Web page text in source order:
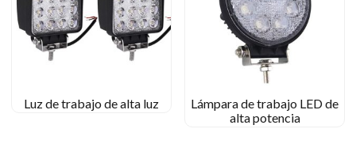
Luz de trabajo de alta luz
Lámpara de trabajo LED de
alta potencia